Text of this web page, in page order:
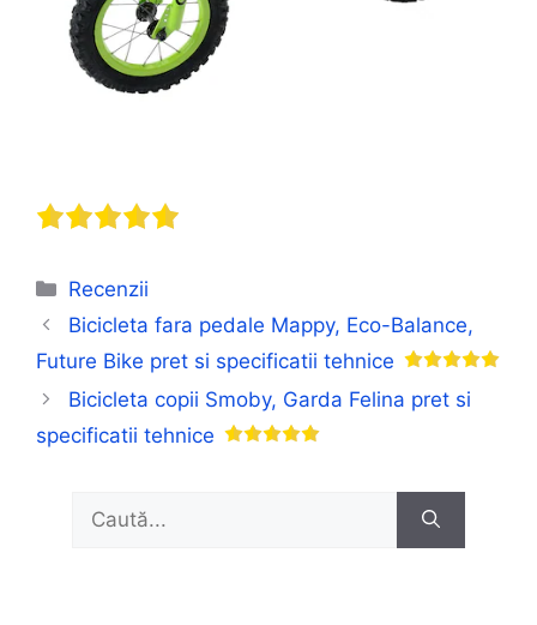
Categorii
Recenzii
Bicicleta fara pedale Mappy, Eco-Balance,
Future Bike pret si specificatii tehnice
Bicicleta copii Smoby, Garda Felina pret si
specificatii tehnice
după: